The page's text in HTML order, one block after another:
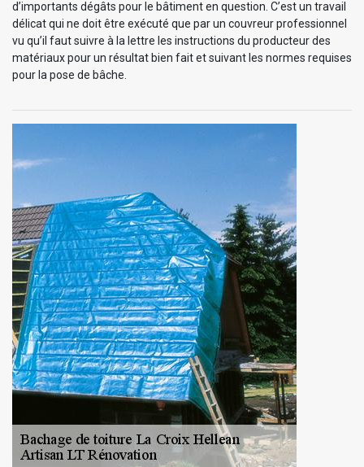
d’importants dégâts pour le bâtiment en question. C’est un travail
délicat qui ne doit être exécuté que par un couvreur professionnel
vu qu’il faut suivre à la lettre les instructions du producteur des
matériaux pour un résultat bien fait et suivant les normes requises
pour la pose de bâche.